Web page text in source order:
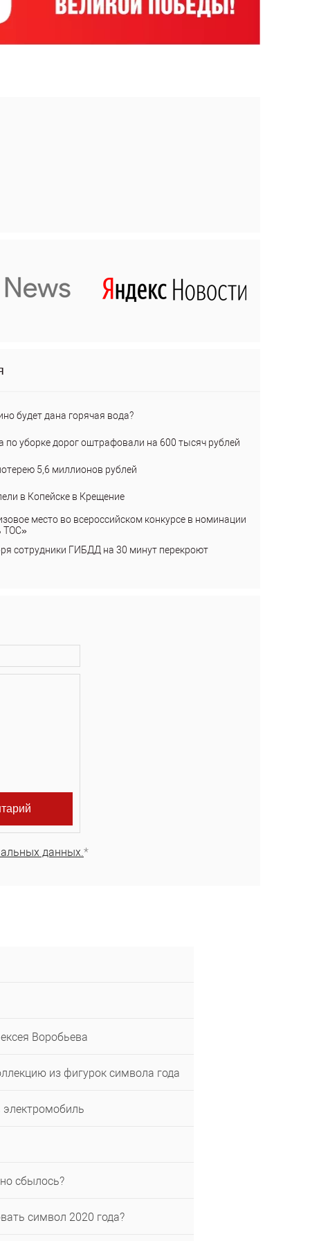
будет дана горячая вода?
по уборке дорог оштрафовали на 600 тысяч рублей
5,6 миллионов рублей
в Копейске в Крещение
место во всероссийском конкурсе в номинации
ТОС»
сотрудники ГИБДД на 30 минут перекроют
данных.*
Воробьева
из фигурок символа года
сбылось?
символ 2020 года?